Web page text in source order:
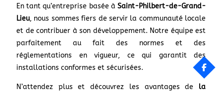
En tant qu’entreprise basée à Saint-Philbert-de-Grand-
Lieu, nous sommes fiers de servir la communauté locale
et de contribuer à son développement. Notre équipe est
parfaitement au fait des normes et des
réglementations en vigueur, ce qui garantit des
installations conformes et sécurisées.
N’attendez plus et découvrez les avantages de la